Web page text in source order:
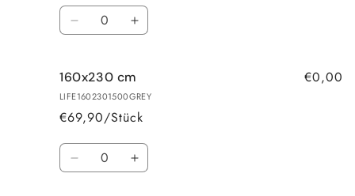
Anzahl
Verringere
für
140x200
cm
Erhöhe
für
140x200
cm
160x230 cm
LIFE1602301500GREY
€69,90/Stück
€0,00
Anzahl
VerringereErhöhe